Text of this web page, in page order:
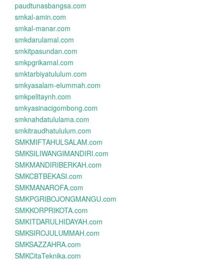
paudtunasbangsa.com
smkal-amin.com
smkal-manar.com
smkdarulamal.com
smkitpasundan.com
smkpgrikamal.com
smktarbiyatululum.com
smkyasalam-elummah.com
smkpelitaynh.com
smkyasinacigombong.com
smknahdatululama.com
smkitraudhatululum.com
SMKMIFTAHULSALAM.com
SMKSILIWANGIMANDIRI.com
SMKMANDIRIBERKAH.com
SMKCBTBEKASI.com
SMKMANAROFA.com
SMKPGRIBOJONGMANGU.com
SMKKORPRIKOTA.com
SMKITDARULHIDAYAH.com
SMKSIROJULUMMAH.com
SMKSAZZAHRA.com
SMKCitaTeknika.com